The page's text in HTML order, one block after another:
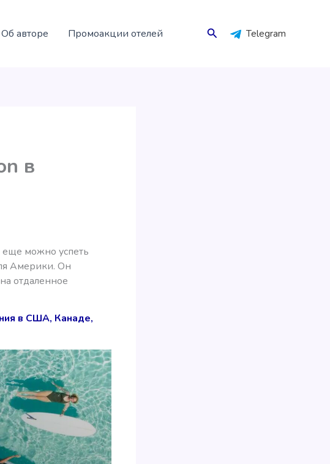
Об авторе Промоакции отелей Поиск Telegram
в
еще можно успеть
Америки. Он
отдаленное
в США, Канаде,